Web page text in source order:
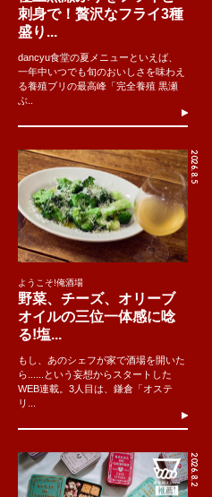
刺身で！贅沢なフライ3種
盛り...
dancyu食堂の夏メニューといえば、
一年中いつでも旬のおいしさを味わえ
る養殖ブリの最高峰「完全養殖 黒瀬
ぶ..
2026.8.5
ようこそ!俺酒場
野菜、チーズ、オリーブ
オイルの三位一体感に唸
る!塩...
もし、あのシェフが家で酒場を開いた
ら......という妄想からスタートした
WEB連載。3人目は、鎌倉「オステ
リ...
2026.8.2